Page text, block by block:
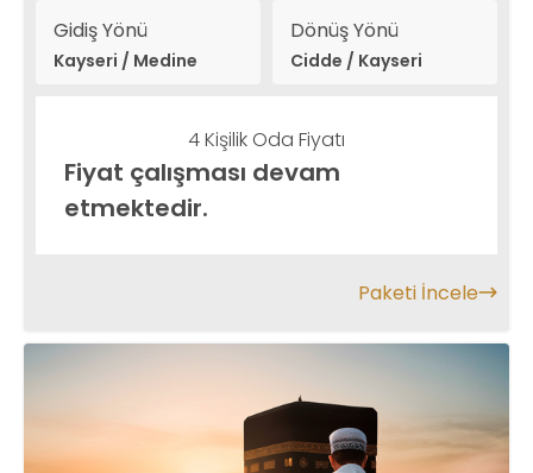
Gidiş Yönü
Kayseri / Medine
Dönüş Yönü
Cidde / Kayseri
4 Kişilik Oda Fiyatı
Fiyat çalışması devam
etmektedir.
Paketi İncele